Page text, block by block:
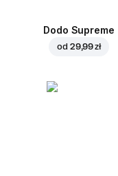
Dodo Supreme
od 29,99 zł